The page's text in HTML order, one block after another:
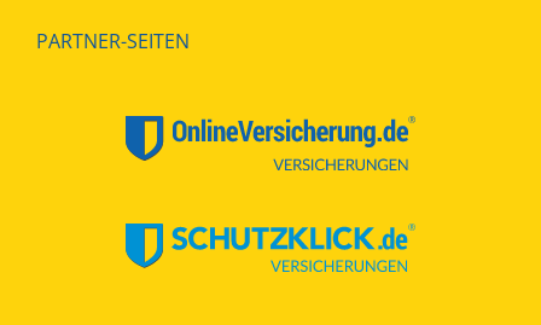
PARTNER-SEITEN